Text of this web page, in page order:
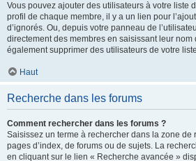
Vous pouvez ajouter des utilisateurs à votre liste
profil de chaque membre, il y a un lien pour
d’ignorés. Ou, depuis votre panneau de
directement des membres en saisissant leur nom
également supprimer des utilisateurs de votre
Haut
Recherche dans les forums
Comment rechercher dans les forums ?
Saisissez un terme à rechercher dans la zone de
pages d’index, de forums ou de sujets. La
en cliquant sur le lien « Recherche avancée »